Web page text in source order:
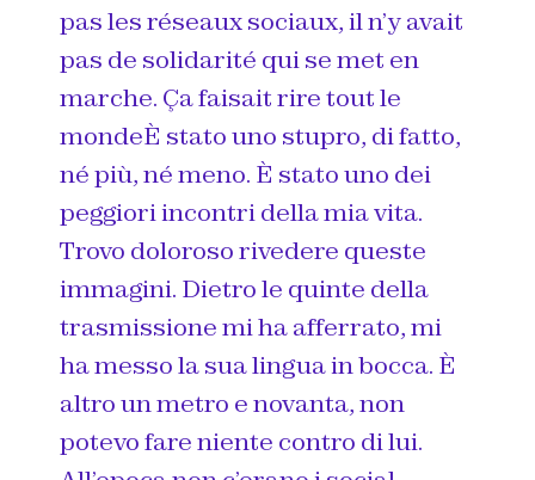
pas les réseaux sociaux, il n’y avait
pas de solidarité qui se met en
marche. Ça faisait rire tout le
mondeÈ stato uno stupro, di fatto,
né più, né meno. È stato uno dei
peggiori incontri della mia vita.
Trovo doloroso rivedere queste
immagini. Dietro le quinte della
trasmissione mi ha afferrato, mi
ha messo la sua lingua in bocca. È
altro un metro e novanta, non
potevo fare niente contro di lui.